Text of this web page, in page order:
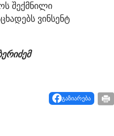
შექმნილი
ვინსენტ
გაზიარება